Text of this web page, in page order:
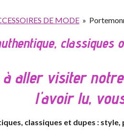
DE MODE »
classiques
aller visiter
l'avoir lu,
classiques et dupes :